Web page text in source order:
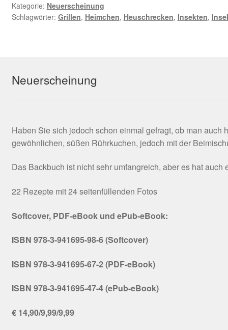
Kategorie: Neuerscheinung
Schlagwörter: Grillen, Heimchen, Heuschrecken, Insekten,
Neuerscheinung
Haben Sie sich jedoch schon einmal gefragt, ob man
gewöhnlichen, süßen Rührkuchen, jedoch mit der
Das Backbuch ist nicht sehr umfangreich, aber es hat
22 Rezepte mit 24 seitenfüllenden Fotos
Softcover, PDF-eBook und ePub-eBook:
ISBN 978-3-941695-98-6 (Softcover)
ISBN 978-3-941695-67-2 (PDF-eBook)
ISBN 978-3-941695-47-4 (ePub-eBook)
€ 14,90/9,99/9,99